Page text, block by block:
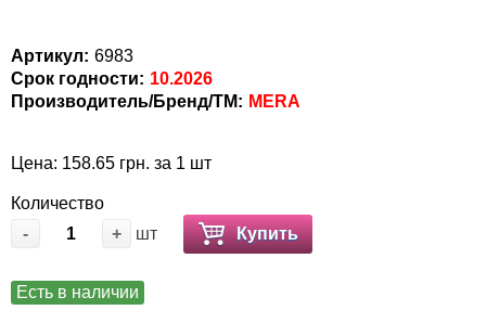
Артикул: 6983
Срок годности: 10.2026
Производитель/Бренд/ТМ: MERA
Цена: 158.65 грн. за 1 шт
Количество
-
+ шт Купить
Есть в наличии
расходные материалы
Подарочные сертификаты
Товары для голубей
Товары для грызунов
Товары для лошадей